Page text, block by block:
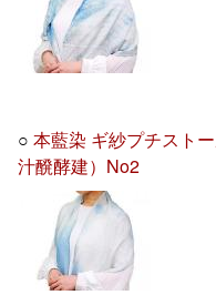
○本藍染 ギ紗プチスト
汁醗酵建）No2